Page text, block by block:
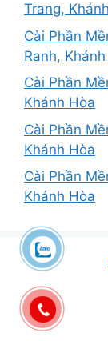
Trang,
Cài Phần
Ranh,
Cài Phần
Khánh Hòa
Cài Phần
Khánh Hòa
Cài Phần
Khánh Hòa